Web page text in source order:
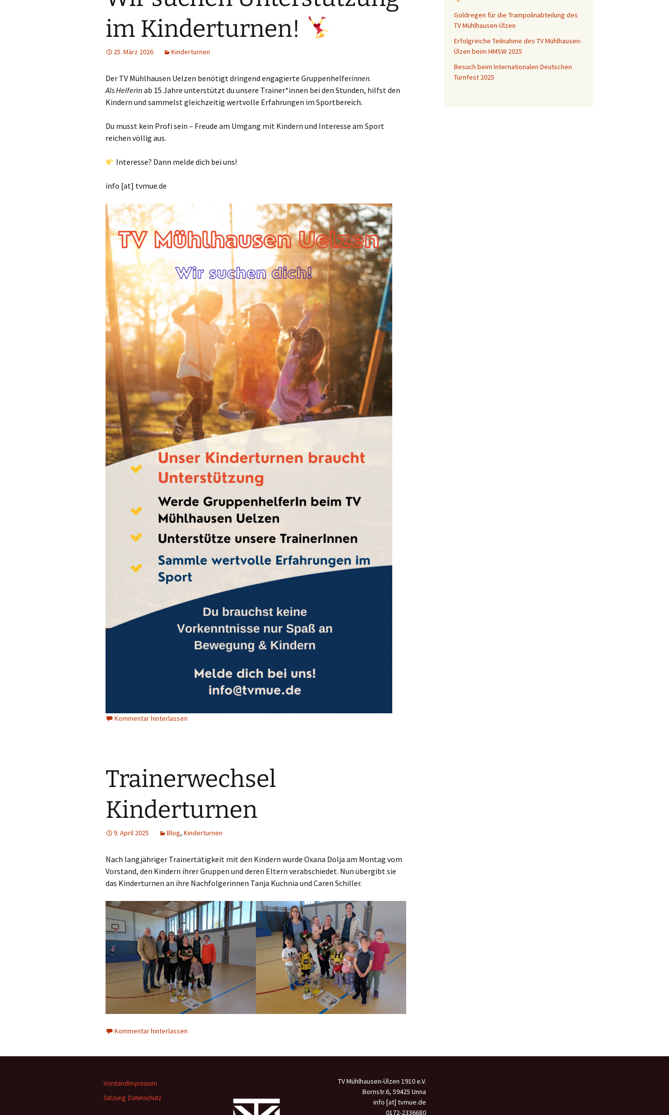
Sport am Montag
Bewegung im Wasser
Saisonale Angebote
im Kinderturnen!
25. März 2026 Kinderturnen
Der TV Mühlhausen Uelzen benötigt dringend engagierte Gruppenhelferinnen.
Als Helferin ab 15 Jahre unterstützt du unsere Trainer*innen bei den Stunden, hilfst den
Kindern und sammelst gleichzeitig wertvolle Erfahrungen im Sportbereich.
Du musst kein Profi sein – Freude am Umgang mit Kindern und Interesse am Sport
reichen völlig aus.
Interesse? Dann melde dich bei uns!
info [at] tvmue.de
Kommentar hinterlassen
Trainerwechsel
Kinderturnen
9. April 2025 Blog, Kinderturnen
Nach langjähriger Trainertätigkeit mit den Kindern wurde Oxana Dolja am Montag vom
Vorstand, den Kindern ihrer Gruppen und deren Eltern verabschiedet. Nun übergibt sie
das Kinderturnen an ihre Nachfolgerinnen Tanja Kuchnia und Caren Schiller.
Kommentar hinterlassen
Goldregen für die Trampolinabteilung des
TV Mühlhausen-Ülzen
Erfolgreiche Teilnahme des TV Mühlhausen-
Ülzen beim HMSW 2025
Besuch beim Internationalen Deutschen
Turnfest 2025
Vorstand
Satzung
Impressum
Datenschutz
TV Mühlhausen-Ülzen 1910 e.V.
Bornstr.6, 59425 Unna
info [at] tvmue.de
0172-2336680